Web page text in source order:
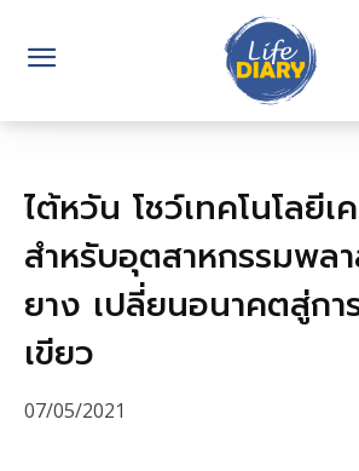
ไต้หวัน โชว์เทคโนโลยี
สำหรับอุตสาหกรรมพล
ยาง เปลี่ยนอนาคตสู่ก
เขียว
07/05/2021